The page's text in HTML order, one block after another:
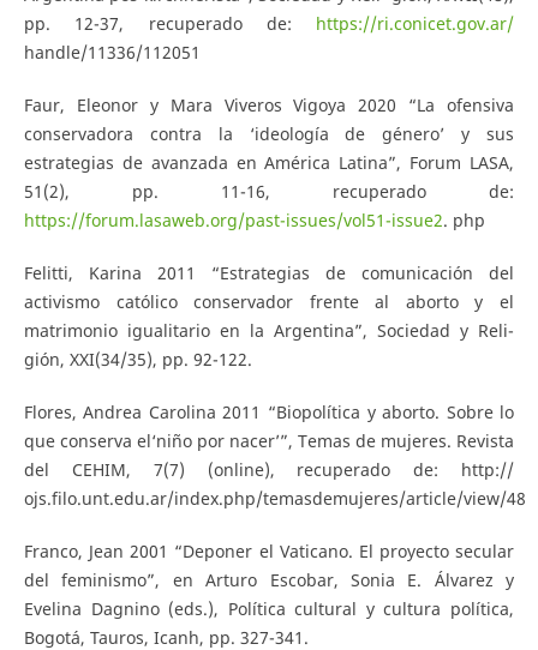
pp. 12-37, recuperado de: https://ri.conicet.gov.ar/
handle/11336/112051
Faur, Eleonor y Mara Viveros Vigoya 2020 “La ofensiva
conservadora contra la ‘ideología de género’ y sus
estrategias de avanzada en América Latina”, Forum LASA,
51(2), pp. 11-16, recuperado de:
https://forum.lasaweb.org/past-issues/vol51-issue2. php
Felitti, Karina 2011 “Estrategias de comunicación del
activismo católico conservador frente al aborto y el
matrimonio igualitario en la Argentina”, Sociedad y Reli-
gión, XXI(34/35), pp. 92-122.
Flores, Andrea Carolina 2011 “Biopolítica y aborto. Sobre lo
que conserva el‘niño por nacer’”, Temas de mujeres. Revista
del CEHIM, 7(7) (online), recuperado de: http://
ojs.filo.unt.edu.ar/index.php/temasdemujeres/article/view/48
Franco, Jean 2001 “Deponer el Vaticano. El proyecto secular
del feminismo”, en Arturo Escobar, Sonia E. Álvarez y
Evelina Dagnino (eds.), Política cultural y cultura política,
Bogotá, Tauros, Icanh, pp. 327-341.